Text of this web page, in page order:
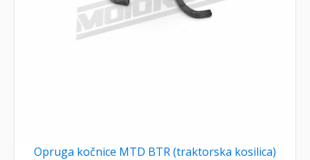
Opruga kočnice MTD BTR (traktorska kosilica)